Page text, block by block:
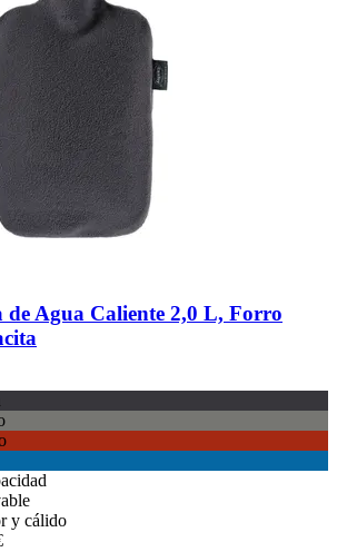
de Agua Caliente 2,0 L, Forro
y cálido